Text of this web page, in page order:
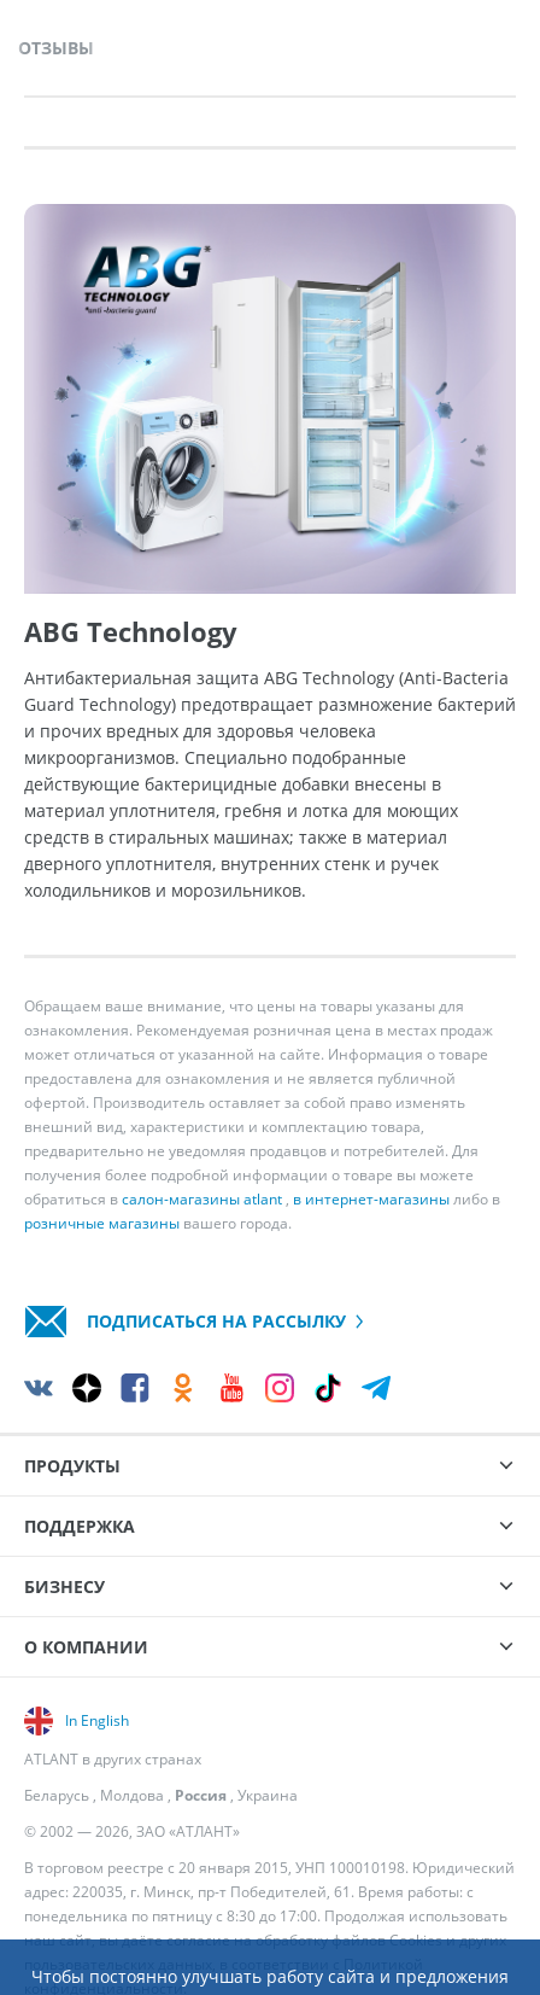
Чтобы постоянно улучшать работу сайта и предложения
ОТЗЫВЫ
ABG Technology
Антибактериальная защита ABG Technology (Anti-Bacteria
Guard Technology) предотвращает размножение бактерий
и прочих вредных для здоровья человека
микроорганизмов. Специально подобранные
действующие бактерицидные добавки внесены в
материал уплотнителя, гребня и лотка для моющих
средств в стиральных машинах; также в материал
дверного уплотнителя, внутренних стенк и ручек
холодильников и морозильников.
Обращаем ваше внимание, что цены на товары указаны для
ознакомления. Рекомендуемая розничная цена в местах продаж
может отличаться от указанной на сайте. Информация о товаре
предоставлена для ознакомления и не является публичной
офертой. Производитель оставляет за собой право изменять
внешний вид, характеристики и комплектацию товара,
предварительно не уведомляя продавцов и потребителей. Для
получения более подробной информации о товаре вы можете
обратиться всалон-магазины atlant , в интернет-магазинылибо в
розничные магазины вашего города.
ПОДПИСАТЬСЯ НА РАССЫЛКУ
ПРОДУКТЫ
ПОДДЕРЖКА
БИЗНЕСУ
О КОМПАНИИ
© 2002 — 2026, ЗАО «АТЛАНТ»
В торговом реестре с 20 января 2015, УНП 100010198. Юридический
адрес: 220035, г. Минск, пр-т Победителей, 61. Время работы: с
понедельника по пятницу с 8:30 до 17:00. Продолжая использовать
наш сайт, вы даёте согласие на обработку файлов Cookies и других
конфиденциальности.
In English
ATLANT в других странах
Беларусь , Молдова , Россия , Украина